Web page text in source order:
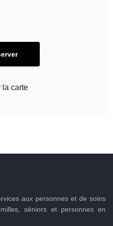
la carte
aux personnes et de soins
séniors et personnes en